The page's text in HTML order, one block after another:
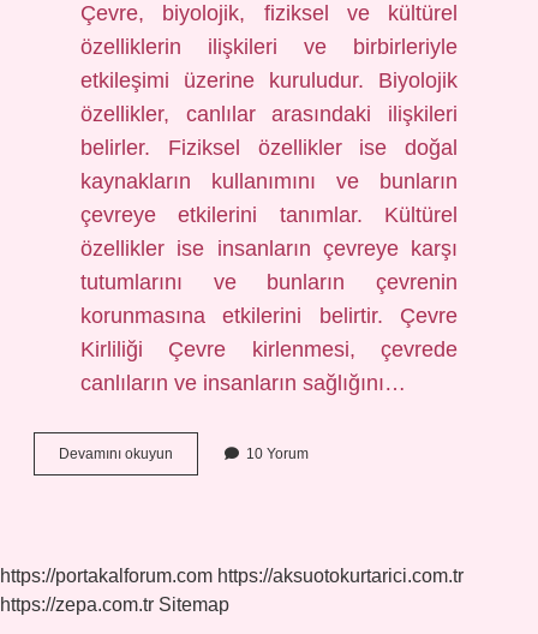
Çevre, biyolojik, fiziksel ve kültürel
özelliklerin ilişkileri ve birbirleriyle
etkileşimi üzerine kuruludur. Biyolojik
özellikler, canlılar arasındaki ilişkileri
belirler. Fiziksel özellikler ise doğal
kaynakların kullanımını ve bunların
çevreye etkilerini tanımlar. Kültürel
özellikler ise insanların çevreye karşı
tutumlarını ve bunların çevrenin
korunmasına etkilerini belirtir. Çevre
Kirliliği Çevre kirlenmesi, çevrede
canlıların ve insanların sağlığını…
Devamını okuyun
nedir
10 Yorum
https://portakalforum.com https://aksuotokurtarici.com.tr
https://zepa.com.tr Sitemap